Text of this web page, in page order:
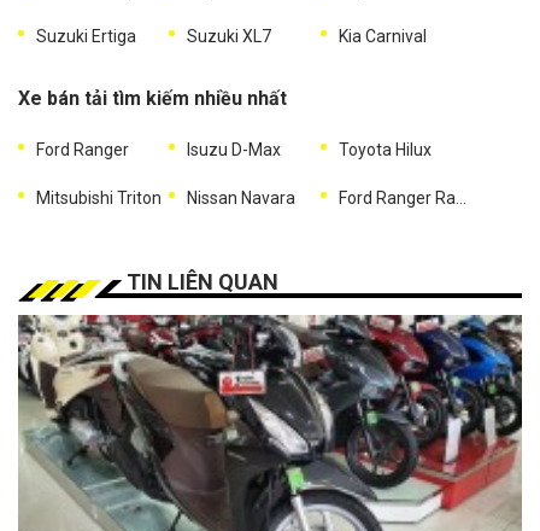
Suzuki Ertiga Suzuki XL7 Kia Carnival
Xe bán tải tìm kiếm nhiều nhất
Ford Ranger Isuzu D-Max Toyota Hilux
Mitsubishi Triton Nissan Navara
TIN LIÊN QUAN